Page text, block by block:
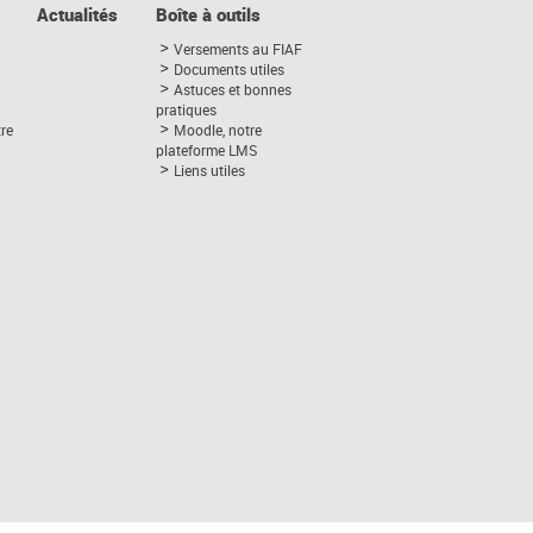
Actualités Boîte à outils
Versements au FIAF
Documents utiles
Astuces et bonnes
pratiques
Moodle, notre
plateforme LMS
Liens utiles